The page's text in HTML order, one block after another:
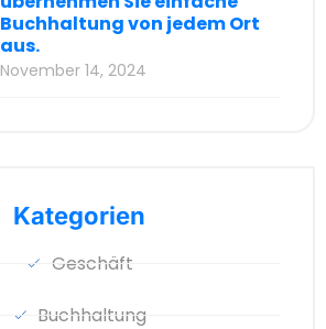
Buchhaltung von jedem Ort
aus.
November 14, 2024
Kategorien
Geschäft
Buchhaltung